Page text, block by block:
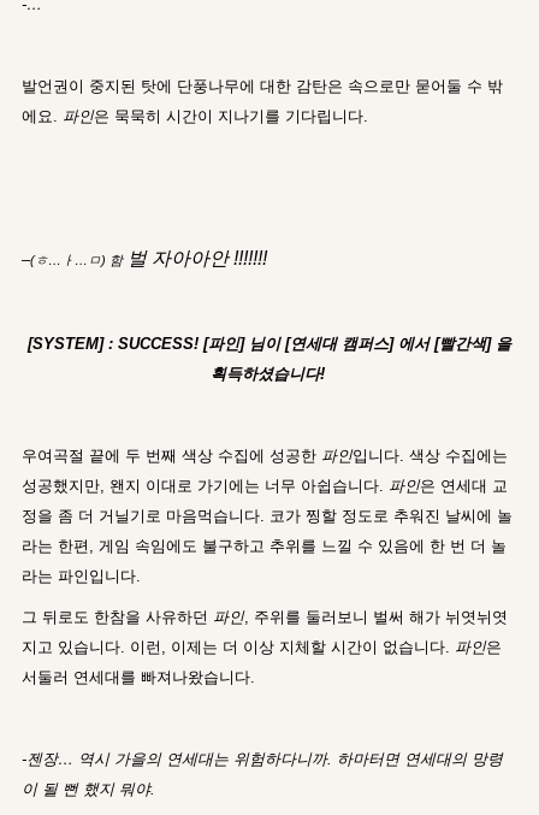
-…
발언권이 중지된 탓에 단풍나무에 대한 감탄은 속으로만 묻어둘 수 밖
에요. 파인은 묵묵히 시간이 지나기를 기다립니다.
–(ㅎ…ㅏ…ㅁ) 함 벌자아아안 !!!!!!!
[SYSTEM] : SUCCESS! [파인] 님이 [연세대 캠퍼스] 에서 [빨간색] 을
획득하셨습니다!
우여곡절 끝에 두 번째 색상 수집에 성공한 파인입니다. 색상 수집에는
성공했지만, 왠지 이대로 가기에는 너무 아쉽습니다. 파인은 연세대 교
정을 좀 더 거닐기로 마음먹습니다. 코가 찡할 정도로 추워진 날씨에 놀
라는 한편, 게임 속임에도 불구하고 추위를 느낄 수 있음에 한 번 더 놀
라는 파인입니다.
그 뒤로도 한참을 사유하던 파인, 주위를 둘러보니 벌써 해가 뉘엿뉘엿
지고 있습니다. 이런, 이제는 더 이상 지체할 시간이 없습니다. 파인은
서둘러 연세대를 빠져나왔습니다.
-젠장… 역시 가을의 연세대는 위험하다니까. 하마터면 연세대의 망령
이 될 뻔 했지 뭐야.